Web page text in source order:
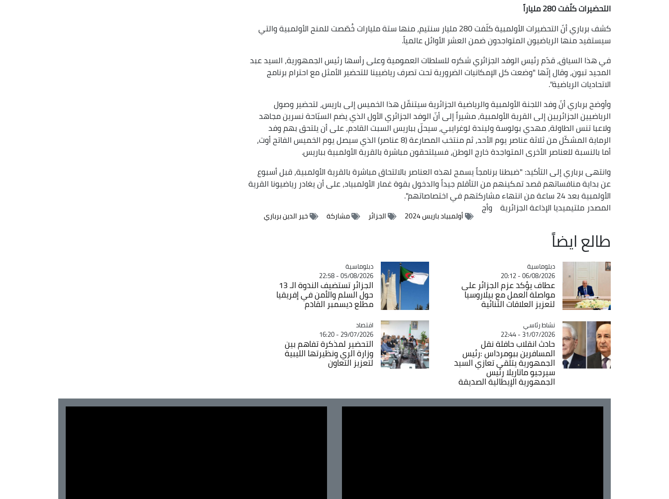
التحضيرات كلّفت 280 ملياراً
كشف برباري أنّ التحضيرات الأولمبية كلّفت 280 مليار سنتيم، منها ستة مليارات خُصّصت للمنح الأولمبية والتي
سيستفيد منها الرياضيون المتواجدون ضمن العشر الأوائل عالمياً.
في هذا السياق، قدّم رئيس الوفد الجزائري شكره للسلطات العمومية وعلى رأسها رئيس الجمهورية، السيد عبد
المجيد تبون، وقال إنّها "وضعت كل الإمكانيات الضرورية تحت تصرف رياضيينا للتحضير الأمثل مع احترام برنامج
الاتحاديات الرياضية".
وأوضح برباري أنّ وفد اللجنة الأولمبية والرياضية الجزائرية سيتنقّل هذا الخميس إلى باريس، لتحضير وصول
الرياضيين الجزائريين إلى القرية الأولمبية، مشيراً إلى أنّ الوفد الجزائري الأول الذي يضم السبّاحة نسرين مجاهد
ولاعبا تنس الطاولة، مهدي بولوسة وليندة لوغرايبي، سيحلّ بباريس السبت القادم، على أن يلتحق بهم وفد
الرماية المشكّل من ثلاثة عناصر يوم الأحد، ثم منتخب المصارعة (8 عناصر) الذي سيصل يوم الخميس الفاتح أوت،
أما بالنسبة للعناصر الأخرى المتواجدة خارج الوطن، فسيلتحقون مباشرة بالقرية الأولمبية بباريس.
وانتهى برباري إلى التأكيد: "ضبطنا برنامجاً يسمح لهذه العناصر بالالتحاق مباشرة بالقرية الأولمبية، قبل أسبوع
عن بداية منافساتهم قصد تمكينهم من التأقلم جيداً والدخول بقوة غمار الأولمبياد، على أن يغادر رياضيونا القرية
الأولمبية بعد 24 ساعة من انتهاء مشاركتهم في اختصاصاتهم".
المصدر ملتيميديا الإذاعة الجزائرية وأج
أولمبياد باريس 2024 الجزائر مشاركة خير الدين برباري
طالع ايضاً
Catégorie
دبلوماسية
06/08/2026 - 20:12
عطاف يؤكد عزم الجزائر على
مواصلة العمل مع بيلاروسيا
لتعزيز العلاقات الثنائية
Catégorie
دبلوماسية
05/08/2026 - 22:58
الجزائر تستضيف الندوة الـ 13
حول السلم والأمن في إفريقيا
مطلع ديسمبر القادم
Catégorie
نشاط رئاسي
31/07/2026 - 22:44
حادث انقلاب حافلة نقل
المسافرين ببومرداس :رئيس
الجمهورية يتلقى تعازي السيد
سيرجيو ماتاريلا رئيس
الجمهورية الإيطالية الصديقة
Catégorie
اقتصاد
29/07/2026 - 16:20
التحضير لمذكرة تفاهم بين
وزارة الري ونظيرتها الليبية
لتعزيز التعاون